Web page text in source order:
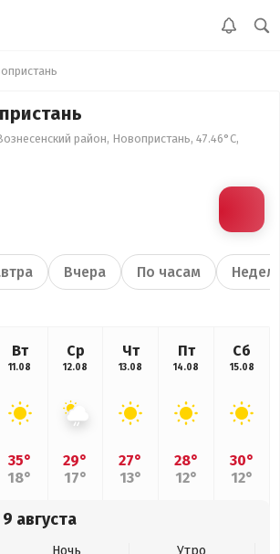
район, Новопристань, 47.46°С,
Вчера По часам
Вт
11.08
35°
18°
Ср
12.08
29°
17°
Чт
13.08
27°
13°
Пт
14.08
28°
12°
Сб
15.08
30°
12°
августа
Ночь
Утро